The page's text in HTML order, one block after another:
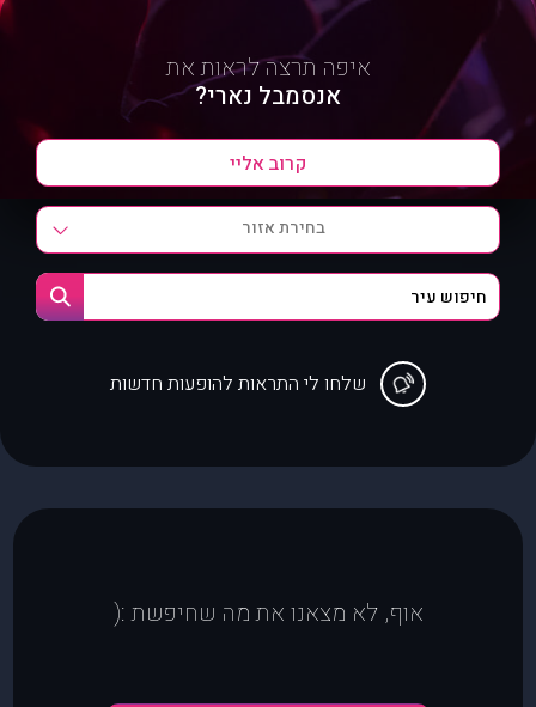
איפה תרצה לראות את
אנסמבל נארי?
בחירת אזור
שלחו לי התראות להופעות חדשות
אוף, לא מצאנו את מה שחיפשת :(